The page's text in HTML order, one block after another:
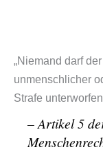
„Niemand darf
unmenschlicher
Strafe
– Artikel 5